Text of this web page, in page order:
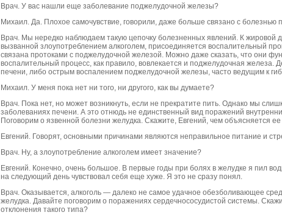
Врач. У вас нашли еще заболевание поджелудочной железы?
Михаил. Да. Плохое самочувствие, говорили, даже больше связано с болезнью
Врач. Мы нередко наблюдаем такую цепочку болезненных явлений. К жировой
вызванной злоупотреблением алкоголем, присоединяется воспалительный
связана протоками с поджелудочной железой. Можно даже сказать, что они
воспалительный процесс, как правило, вовлекается и поджелудочная железа.
печени, либо острым воспалением поджелудочной железы, часто ведущим к
Михаил. У меня пока нет ни того, ни другого, как вы думаете?
Врач. Пока нет, но может возникнуть, если не прекратите пить. Однако мы
заболеваниях печени. А это отнюдь не единственный вид поражений
Поговорим о язвенной болезни желудка. Скажите, Евгений, чем объясняется
Евгений. Говорят, основными причинами являются неправильное питание и
Врач. Ну, а злоупотребление алкоголем имеет значение?
Евгений. Конечно, очень большое. В первые годы при болях в желудке я пил
на следующий день чувствовал себя еще хуже. Я это не сразу понял.
Врач. Оказывается, алкоголь — далеко не самое удачное обезболивающее
желудка. Давайте поговорим о поражениях сердечнососудистой системы.
отклонения такого типа?